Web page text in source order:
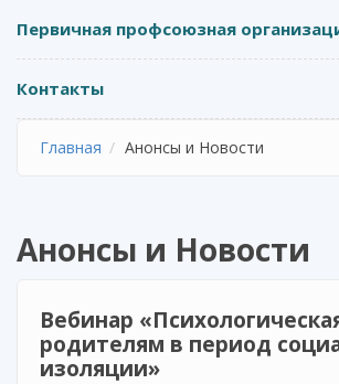
Первичная профсоюзная
Контакты
Главная Анонсы и Новости
Анонсы и Новости
Вебинар
родителям в период
изоляции»